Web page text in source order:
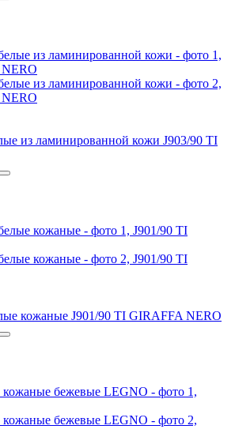
из ламинированной кожи J903/90 TI
кожаные J901/90 TI GIRAFFA NERO